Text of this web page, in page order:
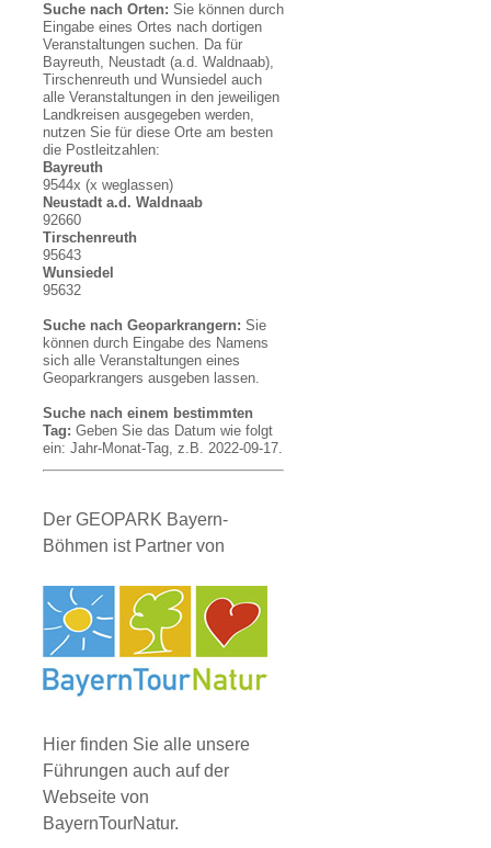
Suche nach Orten: Sie können durch
Eingabe eines Ortes nach dortigen
Veranstaltungen suchen. Da für
Bayreuth, Neustadt (a.d. Waldnaab),
Tirschenreuth und Wunsiedel auch
alle Veranstaltungen in den jeweiligen
Landkreisen ausgegeben werden,
nutzen Sie für diese Orte am besten
die Postleitzahlen:
Bayreuth
9544x (x weglassen)
Neustadt a.d. Waldnaab
92660
Tirschenreuth
95643
Wunsiedel
95632
Suche nach Geoparkrangern: Sie
können durch Eingabe des Namens
sich alle Veranstaltungen eines
Geoparkrangers ausgeben lassen.
Suche nach einem bestimmten
Tag: Geben Sie das Datum wie folgt
ein: Jahr-Monat-Tag, z.B. 2022-09-17.
Der GEOPARK Bayern-
Böhmen ist Partner von
Hier finden Sie alle unsere
Führungen auch auf der
Webseite von
BayernTourNatur.